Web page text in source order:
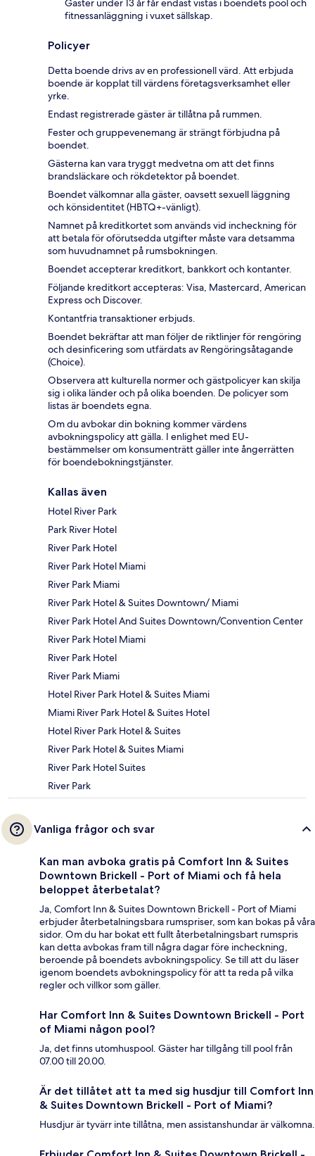
Gäster under 13 år får endast vistas i boendets pool och
fitnessanläggning i vuxet sällskap.
Policyer
Detta boende drivs av en professionell värd. Att erbjuda
boende är kopplat till värdens företagsverksamhet eller
yrke.
Endast registrerade gäster är tillåtna på rummen.
Fester och gruppevenemang är strängt förbjudna på
boendet.
Gästerna kan vara tryggt medvetna om att det finns
brandsläckare och rökdetektor på boendet.
Boendet välkomnar alla gäster, oavsett sexuell läggning
och könsidentitet (HBTQ+-vänligt).
Namnet på kreditkortet som används vid incheckning för
att betala för oförutsedda utgifter måste vara detsamma
som huvudnamnet på rumsbokningen.
Boendet accepterar kreditkort, bankkort och kontanter.
Följande kreditkort accepteras: Visa, Mastercard, American
Express och Discover.
Kontantfria transaktioner erbjuds.
Boendet bekräftar att man följer de riktlinjer för rengöring
och desinficering som utfärdats av Rengöringsåtagande
(Choice).
Observera att kulturella normer och gästpolicyer kan skilja
sig i olika länder och på olika boenden. De policyer som
listas är boendets egna.
Om du avbokar din bokning kommer värdens
avbokningspolicy att gälla. I enlighet med EU-
bestämmelser om konsumenträtt gäller inte ångerrätten
för boendebokningstjänster.
Kallas även
Hotel River Park
Park River Hotel
River Park Hotel
River Park Hotel Miami
River Park Miami
River Park Hotel & Suites Downtown/ Miami
River Park Hotel And Suites Downtown/Convention Center
River Park Hotel Miami
River Park Hotel
River Park Miami
Hotel River Park Hotel & Suites Miami
Miami River Park Hotel & Suites Hotel
Hotel River Park Hotel & Suites
River Park Hotel & Suites Miami
River Park Hotel Suites
River Park
Vanliga frågor och svar
Kan man avboka gratis på Comfort Inn & Suites
Downtown Brickell - Port of Miami och få hela
beloppet återbetalat?
Ja, Comfort Inn & Suites Downtown Brickell - Port of Miami
erbjuder återbetalningsbara rumspriser, som kan bokas på våra
sidor. Om du har bokat ett fullt återbetalningsbart rumspris
kan detta avbokas fram till några dagar före incheckning,
beroende på boendets avbokningspolicy. Se till att du läser
igenom boendets avbokningspolicy för att ta reda på vilka
regler och villkor som gäller.
Har Comfort Inn & Suites Downtown Brickell - Port
of Miami någon pool?
Ja, det finns utomhuspool. Gäster har tillgång till pool från
07.00 till 20.00.
Är det tillåtet att ta med sig husdjur till Comfort Inn
& Suites Downtown Brickell - Port of Miami?
Husdjur är tyvärr inte tillåtna, men assistanshundar är välkomna.